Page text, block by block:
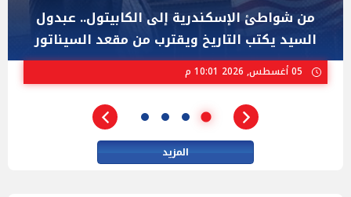
"عبد الرحمن السيد" المصري الذى يواجه "هايلي
ستيفنز" وإيباك الاسرائيلية بإنتخابات ميشيجان
المزيد